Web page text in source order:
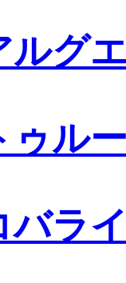
ルグ
ゥル
バラ